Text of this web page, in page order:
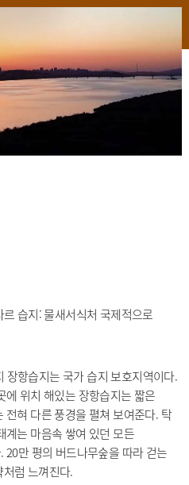
습지: 물새서식처 국제적으로
장항습지는 국가 습지 보호지역이다.
위치 해있는 장항습지는 짧은
혀 다른 풍경을 펼쳐 보여준다. 탁
계는 마음속 쌓여 있던 모든
만 평의 버드나무숲을 따라 걷는
럼 느껴진다.